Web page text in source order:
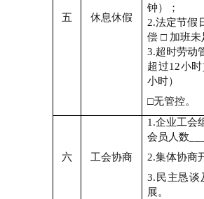
五 休息休假
钟）；
2.法定节假
偿 □ 加班未
3.超时劳动
超过12小时
小时）
□无管控。
六 工会协商
1.企业工会
会员人数
2.集体协商
3. 民主恳
展。